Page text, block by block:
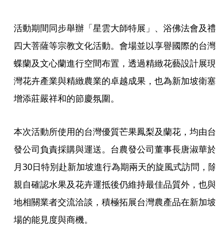
活動期間同步舉辦「星雲大師特展」、浴佛法會及禮
四大菩薩等宗教文化活動。會場並以享譽國際的台灣
蝶蘭及文心蘭進行空間布置，透過精緻花藝設計展現
灣花卉產業與精緻農業的卓越成果，也為新加坡衛塞
增添莊嚴祥和的節慶氛圍。
本次活動所使用的台灣優質芒果鳳梨及蘭花，均由台
發公司負責採購與運送。台農發公司董事長唐淑華於
月30日特別赴新加坡進行為期兩天的旋風式訪問，除
親自確認水果及花卉運抵後仍維持最佳品質外，也與
地相關業者交流洽談，積極拓展台灣農產品在新加坡
場的能見度與商機。